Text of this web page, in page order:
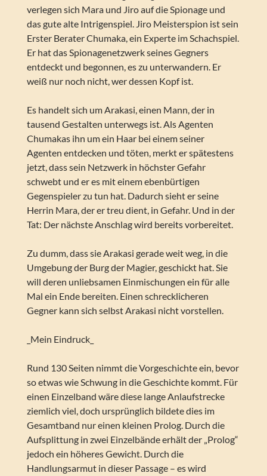
verlegen sich Mara und Jiro auf die Spionage und
das gute alte Intrigenspiel. Jiro Meisterspion ist sein
Erster Berater Chumaka, ein Experte im Schachspiel.
Er hat das Spionagenetzwerk seines Gegners
entdeckt und begonnen, es zu unterwandern. Er
weiß nur noch nicht, wer dessen Kopf ist.
Es handelt sich um Arakasi, einen Mann, der in
tausend Gestalten unterwegs ist. Als Agenten
Chumakas ihn um ein Haar bei einem seiner
Agenten entdecken und töten, merkt er spätestens
jetzt, dass sein Netzwerk in höchster Gefahr
schwebt und er es mit einem ebenbürtigen
Gegenspieler zu tun hat. Dadurch sieht er seine
Herrin Mara, der er treu dient, in Gefahr. Und in der
Tat: Der nächste Anschlag wird bereits vorbereitet.
Zu dumm, dass sie Arakasi gerade weit weg, in die
Umgebung der Burg der Magier, geschickt hat. Sie
will deren unliebsamen Einmischungen ein für alle
Mal ein Ende bereiten. Einen schrecklicheren
Gegner kann sich selbst Arakasi nicht vorstellen.
_Mein Eindruck_
Rund 130 Seiten nimmt die Vorgeschichte ein, bevor
so etwas wie Schwung in die Geschichte kommt. Für
einen Einzelband wäre diese lange Anlaufstrecke
ziemlich viel, doch ursprünglich bildete dies im
Gesamtband nur einen kleinen Prolog. Durch die
Aufsplittung in zwei Einzelbände erhält der „Prolog“
jedoch ein höheres Gewicht. Durch die
Handlungsarmut in dieser Passage – es wird